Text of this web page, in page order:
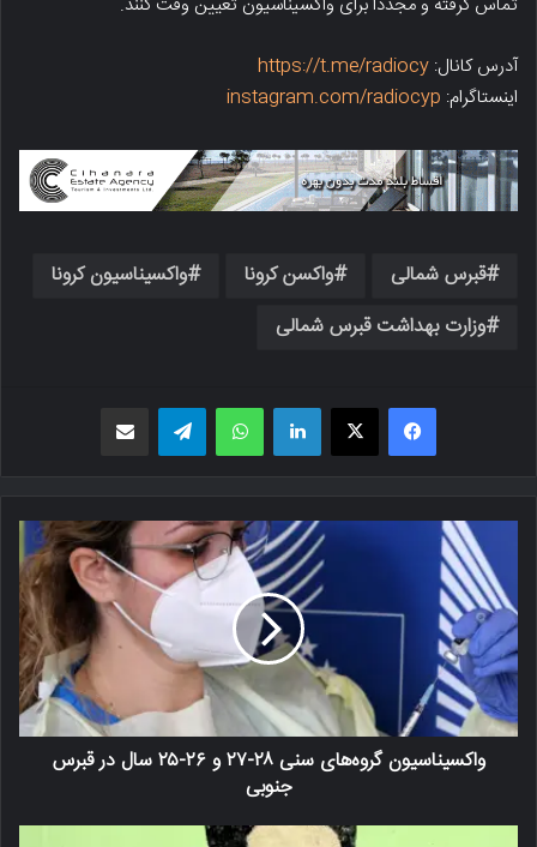
آدرس کانال: https://t.me/radiocy
اینستاگرام: instagram.com/radiocyp
قبرس شمالی واکسن کرونا
واکسیناسیون کرونا
وزارت بهداشت قبرس شمالی
فیسبوک X لینکدین واتس اپ تلگرام
واکسیناسیون گروه‌های سنی ۲۸-۲۷ و ۲۶-۲۵ سال در قبرس
جنوبی